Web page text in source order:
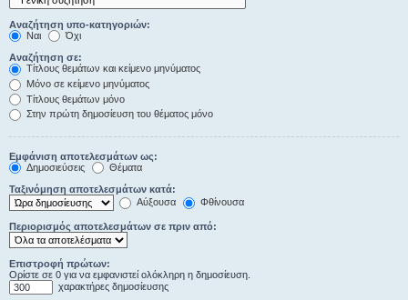
Αναζήτηση υπο-κατηγοριών:
Ναι
Όχι
Αναζήτηση σε:
Τίτλους θεμάτων και κείμενο μηνύματος
Μόνο σε κείμενο μηνύματος
Τίτλους θεμάτων μόνο
Στην πρώτη δημοσίευση του θέματος μόνο
Εμφάνιση αποτελεσμάτων ως:
Δημοσιεύσεις
Θέματα
Ταξινόμηση αποτελεσμάτων κατά:
Αύξουσα
Φθίνουσα
Περιορισμός αποτελεσμάτων σε πριν από:
Επιστροφή πρώτων:
Ορίστε σε 0 για να εμφανιστεί ολόκληρη η δημοσίευση.
χαρακτήρες δημοσίευσης